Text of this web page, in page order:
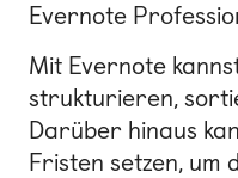
Evernote
Mit Evernote
strukturieren,
Darüber hinaus
Fristen setzen, um